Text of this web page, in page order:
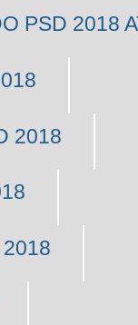
PSD 2018
2018